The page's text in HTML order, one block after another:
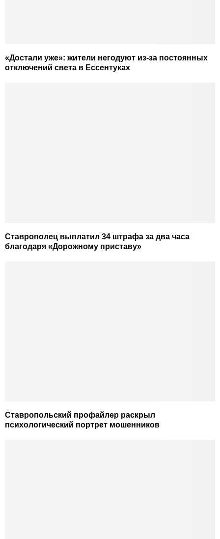
«Достали уже»: жители негодуют из-за постоянных
отключений света в Ессентуках
Ставрополец выплатил 34 штрафа за два часа
благодаря «Дорожному приставу»
Ставропольский профайлер раскрыл
психологический портрет мошенников